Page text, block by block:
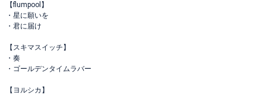
【flumpool】
・星に願いを
・君に届け
【スキマスイッチ】
・奏
・ゴールデンタイムラバー
【ヨルシカ】